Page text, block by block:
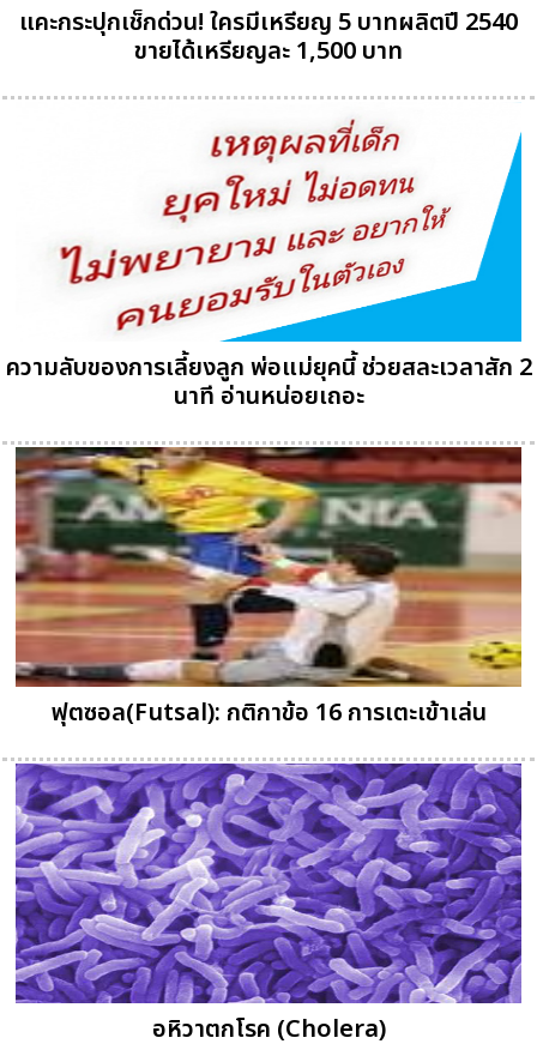
แคะกระปุกเช็กด่วน! ใครมีเหรียญ 5 บาทผลิตปี 2540
ขายได้เหรียญละ 1,500 บาท
ความลับของการเลี้ยงลูก พ่อแม่ยุคนี้ ช่วยสละเวลาสัก 2
นาที อ่านหน่อยเถอะ
ฟุตซอล(Futsal): กติกาข้อ 16 การเตะเข้าเล่น
อหิวาตกโรค (Cholera)